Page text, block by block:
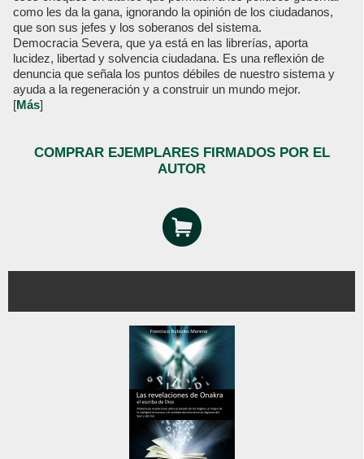
como les da la gana, ignorando la opinión de los ciudadanos,
que son sus jefes y los soberanos del sistema.
Democracia Severa, que ya está en las librerías, aporta
lucidez, libertad y solvencia ciudadana. Es una reflexión de
denuncia que señala los puntos débiles de nuestro sistema y
ayuda a la regeneración y a construir un mundo mejor.
[Más]
COMPRAR EJEMPLARES FIRMADOS POR EL
AUTOR